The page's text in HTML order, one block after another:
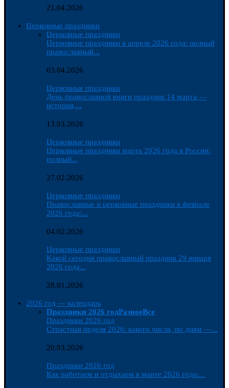
21.04.2026
Церковные праздники
Церковные праздники
Церковные праздники в апреле 2026 года: полный
православный...
03.04.2026
Церковные праздники
День православной книги праздник 14 марта —
история,...
13.03.2026
Церковные праздники
Церковные праздники марта 2026 года в России:
полный...
27.02.2026
Церковные праздники
Православные и церковные праздники в феврале
2026 года:...
04.02.2026
Церковные праздники
Какой сегодня православный праздник 29 января
2026 года...
28.01.2026
2026 год — календарь
Праздники 2026 годРазноеВсе
Праздники 2026 год
Страстная неделя 2026: какого числа, по дням —...
20.03.2026
Праздники 2026 год
Как работаем и отдыхаем в марте 2026 года:...